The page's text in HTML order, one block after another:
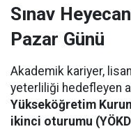
Sınav
Pazar Günü
Akademik kariyer,
yeterliliği hedefleyen
Yükseköğretim
ikinci oturumu